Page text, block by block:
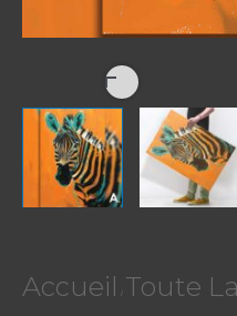
Accueil / Toute